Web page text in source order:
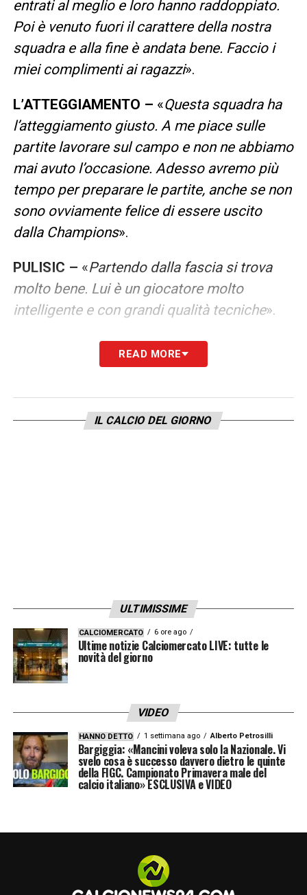
entrati al meglio e loro hanno raddoppiato.
Poi è venuto fuori il carattere della nostra
squadra e alla fine è andata bene. Faccio i
miei complimenti ai ragazzi».
L’ATTEGGIAMENTO – «Questa squadra ha
l’atteggiamento giusto. A me piace sulle
partite lavorare sul campo e non ne abbiamo
mai avuto l’occasione. Adesso avremo più
tempo per preparare le partite, anche se non
sono ovviamente felice di essere uscito
dalla Champions».
PULISIC – «Partendo dalla fascia si trova
molto bene. Lui è un giocatore molto
intelligente e con grandi qualità tecniche».
SETTIMANA TRANQUILLA –«Vediamo!
READ MORE
IL CALCIO DEL GIORNO
ULTIMISSIME
CALCIOMERCATO 6 ore ago
Ultime notizie Calciomercato LIVE: tutte le
novità del giorno
VIDEO
HANNO DETTO 1 settimana ago Alberto Petrosilli
Bargiggia: «Mancini voleva solo la Nazionale. Vi
svelo cosa è successo davvero dietro le quinte
della FIGC. Campionato Primavera male del
calcio italiano» ESCLUSIVA e VIDEO